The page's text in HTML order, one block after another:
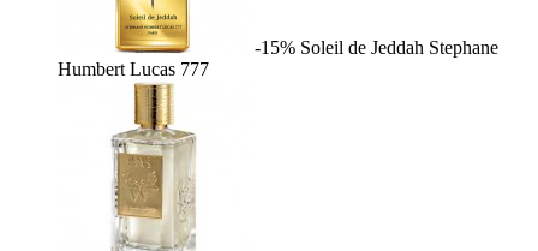
-15% Soleil de Jeddah Stephane
Humbert Lucas 777